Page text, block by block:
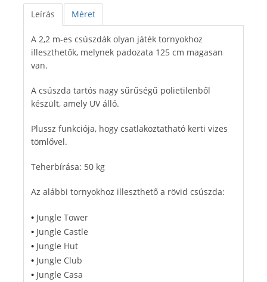
Leírás Méret
A 2,2 m-es csúszdák olyan játék tornyokhoz
illeszthetők, melynek padozata 125 cm magasan
van.
A csúszda tartós nagy sűrűségű polietilenből
készült, amely UV álló.
Plussz funkciója, hogy csatlakoztatható kerti vizes
tömlővel.
Teherbírása: 50 kg
Az alábbi tornyokhoz illeszthető a rövid csúszda:
• Jungle Tower
• Jungle Castle
• Jungle Hut
• Jungle Club
• Jungle Casa